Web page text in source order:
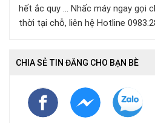
hết ắc quy ... Nhấc máy ngay gọi
thời tại chỗ, liên hệ Hotline
CHIA SẺ TIN ĐĂNG CHO BẠN BÈ